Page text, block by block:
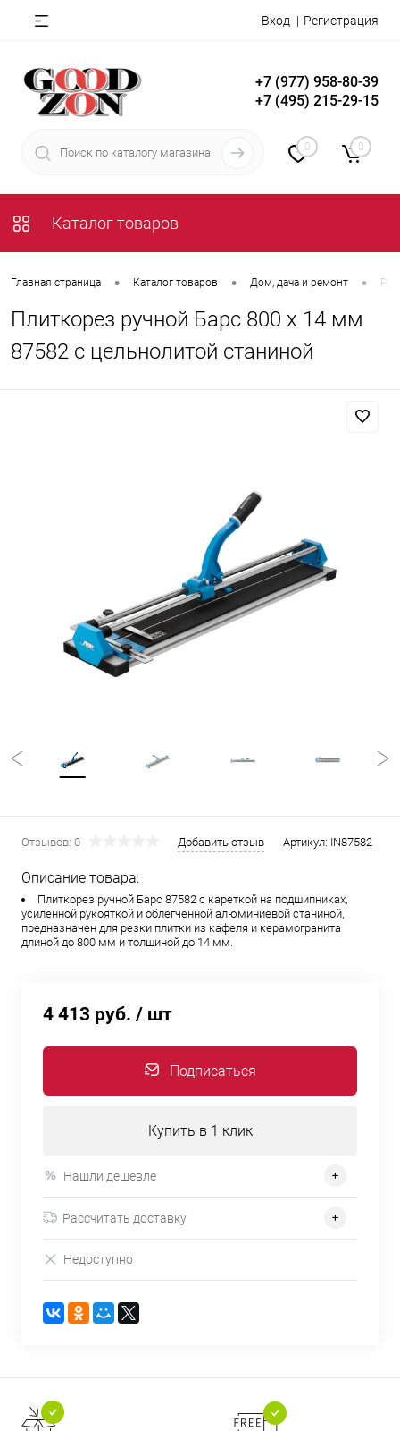
Вход Регистрация
+7 (977) 958-80-39
+7 (495) 215-29-15
0 0
Каталог товаров
Главная страница • Каталог товаров • Дом, дача и ремонт •
Плиткорез ручной Барс 800 х 14 мм
87582 с цельнолитой станиной
Отзывов: 0 Добавить отзыв Артикул: IN87582
Описание товара:
Плиткорез ручной Барс 87582 с кареткой на подшипниках,
усиленной рукояткой и облегченной алюминиевой станиной,
предназначен для резки плитки из кафеля и керамогранита
длиной до 800 мм и толщиной до 14 мм.
4 413 руб. / шт
Подписаться
Купить в 1 клик
Нашли дешевле
Рассчитать доставку
Недоступно